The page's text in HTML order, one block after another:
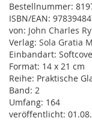
Bestellnummer:
ISBN/EAN:
von: John Charles
Verlag: Sola Gratia
Einbandart:
Format: 14 x 21 cm
Reihe: Praktische
Band: 2
Umfang: 164
veröffentlicht: